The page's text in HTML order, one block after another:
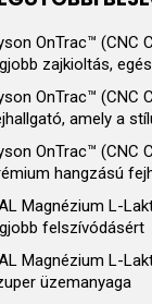
OnTrac™ (CNC
zajkioltás,
OnTrac™ (CNC
amely a
OnTrac™ (CNC
hangzású
Magnézium L-
felszívódásért
Magnézium L-
üzemanyaga